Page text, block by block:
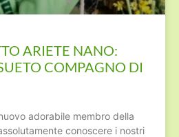
ARIETE NANO:
COMPAGNO DI
adorabile membro della
conoscere i nostri